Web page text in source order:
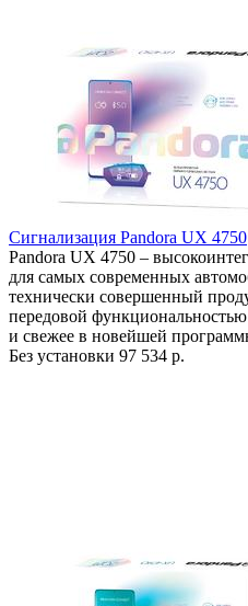
Сигнализация Pandora UX 4750
Pandora UX 4750 –
для самых современных
технически совершенный
передовой
и свежее в новейшей
Без установки 97 534 р.